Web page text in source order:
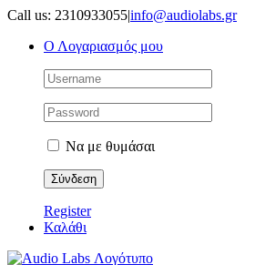
Μετάβαση
περιεχόμενο
Call us: 2310933055|info@audiolabs.gr
Ο Λογαριασμός μου
Να με θυμάσαι
Register
Καλάθι